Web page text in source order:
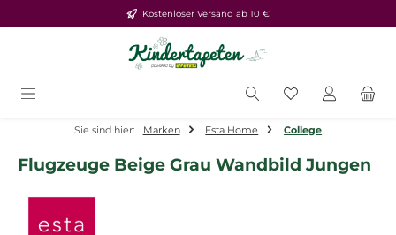
Zum Hauptinhalt springenKostenloser Versand ab 10 €
Du hast 0
Sie sind hier: Marken Esta Home College
Flugzeuge Beige Grau Wandbild Jungen